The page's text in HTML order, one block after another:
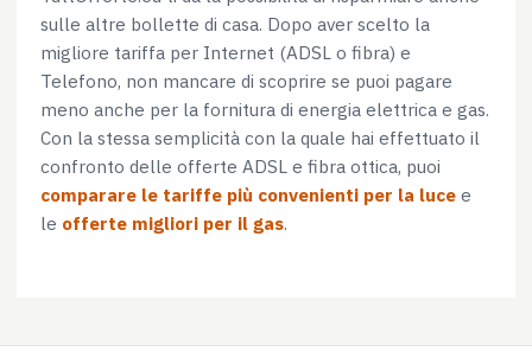
sulle altre bollette di casa. Dopo aver scelto la
migliore tariffa per Internet (ADSL o fibra) e
Telefono, non mancare di scoprire se puoi pagare
meno anche per la fornitura di energia elettrica e gas.
Con la stessa semplicità con la quale hai effettuato il
confronto delle offerte ADSL e fibra ottica, puoi
comparare le tariffe più convenienti per la luce e
le offerte migliori per il gas.